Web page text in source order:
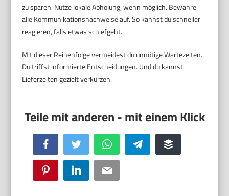
zu sparen. Nutze lokale Abholung, wenn möglich. Bewahre
alle Kommunikationsnachweise auf. So kannst du schneller
reagieren, falls etwas schiefgeht.
Mit dieser Reihenfolge vermeidest du unnötige Wartezeiten.
Du triffst informierte Entscheidungen. Und du kannst
Lieferzeiten gezielt verkürzen.
Facebook Twitter WhatsApp Telegram Buffer
Pinterest LinkedIn Email